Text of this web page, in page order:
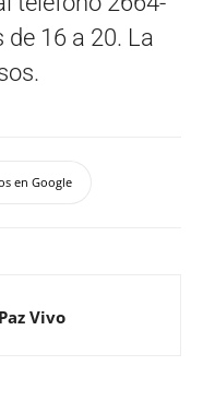
de 16 a 20. La
en Google
Vivo